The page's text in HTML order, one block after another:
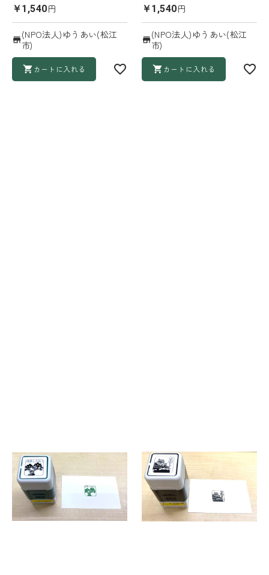
￥1,540円
(NPO法人)ゆうあい(松江
市)
カートに入れる
￥1,540円
(NPO法人)ゆうあい(松江
市)
カートに入れる